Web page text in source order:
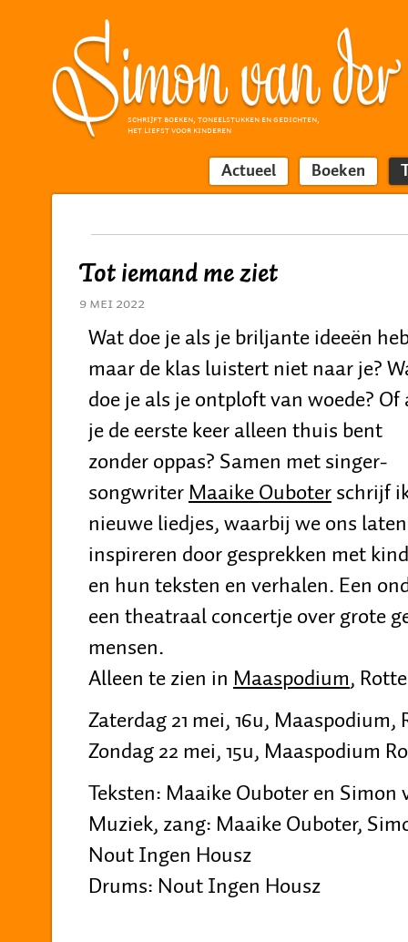
SCHRIJFT BOEKEN, TONEELSTUKKEN EN GEDICHTEN,
HET LIEFST VOOR KINDEREN
Actueel Boeken
Tot iemand me ziet
9 mei 2022
Wat doe je als je briljante ideeën
maar de klas luistert niet naar je?
doe je als je ontploft van woede? Of
je de eerste keer alleen thuis bent
zonder oppas? Samen met singer-
songwriterMaaike Ouboterschrijf
nieuwe liedjes, waarbij we ons laten
inspireren door gesprekken met
en hun teksten en verhalen. Een
een theatraal concertje over grote
mensen.
Alleen te zien inMaaspodium,
Zaterdag 21 mei, 16u, Maaspodium,
Zondag 22 mei, 15u, Maaspodium
Teksten: Maaike Ouboter en Simon
Muziek, zang: Maaike Ouboter,
Nout Ingen Housz
Drums: Nout Ingen Housz